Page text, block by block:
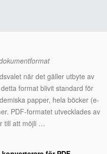
när det gäller utbyte av
format blivit standard för
papper, hela böcker (e-
PDF-formatet utvecklades av
till att möjli …